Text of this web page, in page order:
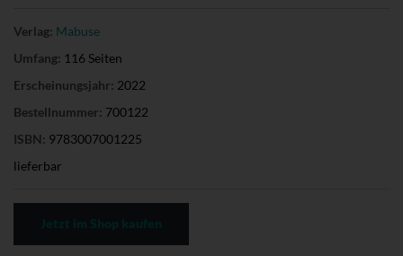
Verlag: Mabuse
Umfang: 116 Seiten
Erscheinungsjahr: 2022
Bestellnummer: 700122
ISBN: 9783007001225
lieferbar